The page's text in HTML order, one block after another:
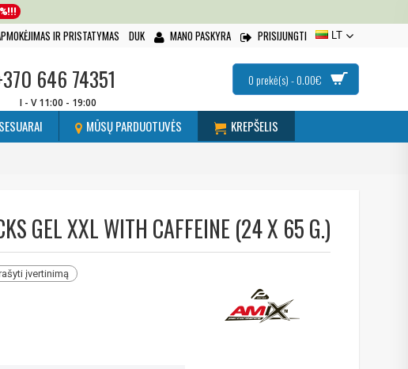
IR PRISTATYMAS DUK MANO PASKYRA PRISIJUNGTI LT
646 74351
I - V 11:00 - 19:00
0 prekė(s) - 0.00€
MŪSŲ PARDUOTUVĖS KREPŠELIS
GEL XXL WITH CAFFEINE (24 X 65 G.)
įvertinimą